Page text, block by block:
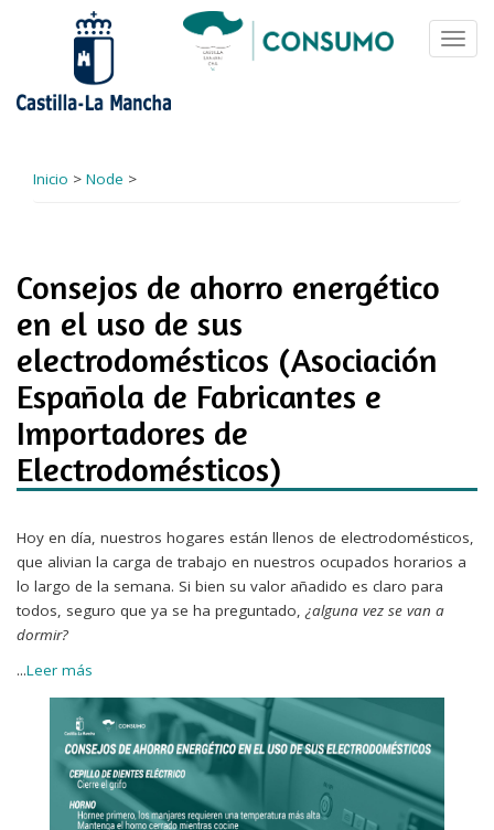
Inicio > Node >
Consejos de ahorro energético
en el uso de sus
electrodomésticos (Asociación
Española de Fabricantes e
Importadores de
Electrodomésticos)
Hoy en día, nuestros hogares están llenos de electrodomésticos,
que alivian la carga de trabajo en nuestros ocupados horarios a
lo largo de la semana. Si bien su valor añadido es claro para
todos, seguro que ya se ha preguntado, ¿alguna vez se van a
dormir?
...Leer más